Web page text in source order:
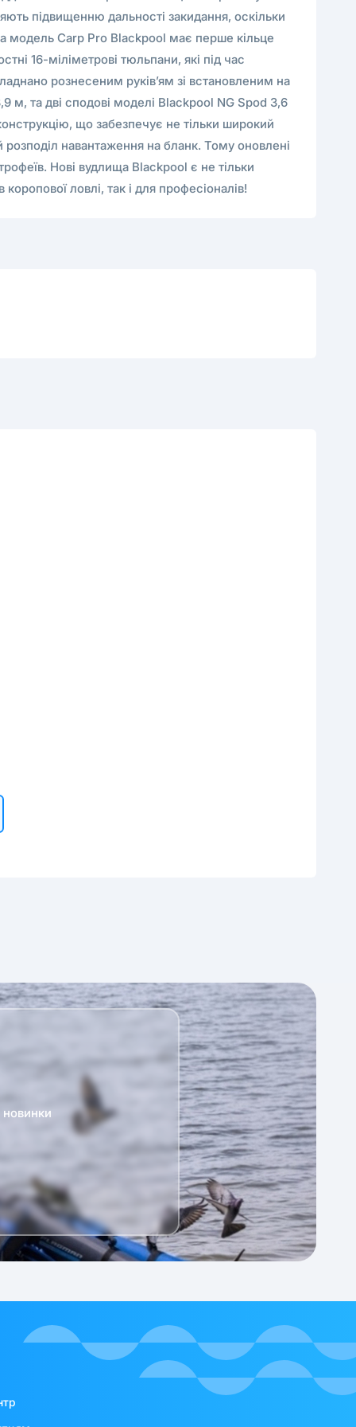
підвищенню дальності закидання, оскільки
модель Carp Pro Blackpool має перше кільце
16-міліметрові тюльпани, які під час
рознесеним руків’ям зі встановленим на
та дві сподові моделі Blackpool NG Spod 3,6
що забезпечує не тільки широкий
навантаження на бланк. Тому оновлені
Нові вудлища Blackpool є не тільки
ловлі, так і для професіоналів!
новинки